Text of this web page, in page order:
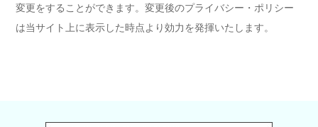
変更をすることができます。変更後のプライバシー・ポリシー
は当サイト上に表示した時点より効力を発揮いたします。